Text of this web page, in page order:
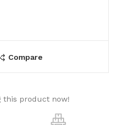
Compare
this product now!